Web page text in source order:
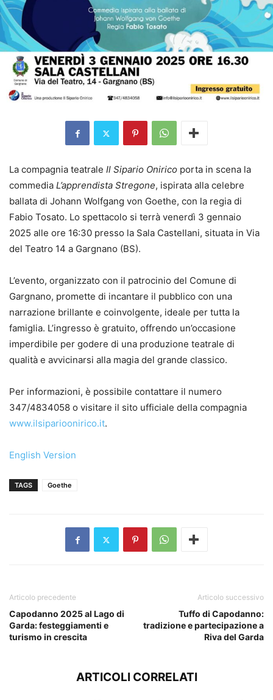
La compagnia teatrale Il Sipario Onirico porta in scena la
commedia L’apprendista Stregone, ispirata alla celebre
ballata di Johann Wolfgang von Goethe, con la regia di
Fabio Tosato. Lo spettacolo si terrà venerdì 3 gennaio
2025 alle ore 16:30 presso la Sala Castellani, situata in Via
del Teatro 14 a Gargnano (BS).
L’evento, organizzato con il patrocinio del Comune di
Gargnano, promette di incantare il pubblico con una
narrazione brillante e coinvolgente, ideale per tutta la
famiglia. L’ingresso è gratuito, offrendo un’occasione
imperdibile per godere di una produzione teatrale di
qualità e avvicinarsi alla magia del grande classico.
Per informazioni, è possibile contattare il numero
347/4834058 o visitare il sito ufficiale della compagnia
www.ilsiparioonirico.it.
English Version
TAGS Goethe
Articolo precedente
Capodanno 2025 al Lago di
Garda: festeggiamenti e
turismo in crescita
Articolo successivo
Tuffo di Capodanno:
tradizione e partecipazione a
Riva del Garda
ARTICOLI CORRELATI